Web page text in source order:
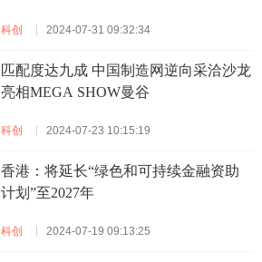
科创 2024-07-31 09:32:34
匹配度达九成 中国制造网逆向采洽沙龙
亮相MEGA SHOW曼谷
科创 2024-07-23 10:15:19
香港：将延长“绿色和可持续金融资助
计划”至2027年
科创 2024-07-19 09:13:25